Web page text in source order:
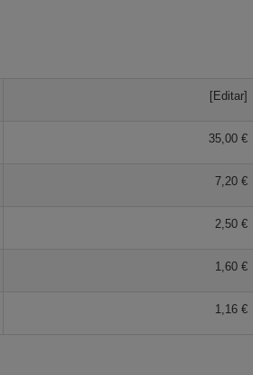
[Editar]
35,00 €
7,20 €
2,50 €
1,60 €
1,16 €